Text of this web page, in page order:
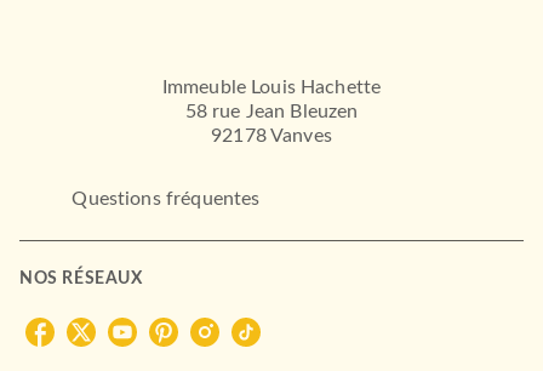
Immeuble Louis Hachette
58 rue Jean Bleuzen
92178 Vanves
Questions fréquentes
NOS RÉSEAUX